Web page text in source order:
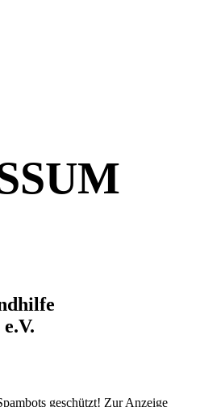
geschützt! Zur Anzeige